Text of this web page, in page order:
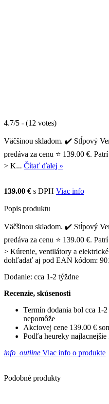
4.7/5 - (12 votes)
Väčšinou skladom. ✔️ Stĺpový
predáva za cenu ⭐ 139.00 €.
> K... Čítať ďalej »
139.00 € s DPH Viac info
Popis produktu
Väčšinou skladom. ✔️ Stĺpový
predáva za cenu ⭐ 139.00 €.
> Kúrenie, ventilátory a
dohľadať aj pod EAN kódom:
Dodanie: cca 1-2 týždne
Recenzie, skúsenosti
Termín dodania bol cca 1-
nepomôže
Akciovej cene 139.00 €
Podľa heureky najlacnejšie
info_outline Viac info o produkte
Podobné produkty